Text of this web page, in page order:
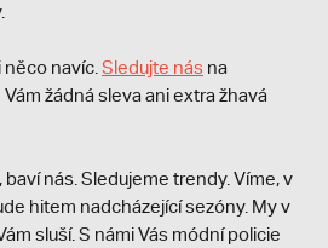
navíc. Sledujte nás na
žádná sleva ani extra žhavá
nás. Sledujeme trendy. Víme, v
hitem nadcházející sezóny. My v
sluší. S námi Vás módní policie